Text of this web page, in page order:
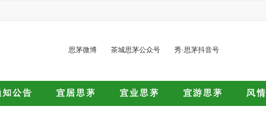
思茅微博 茶城思茅公众号 秀·思茅抖音号